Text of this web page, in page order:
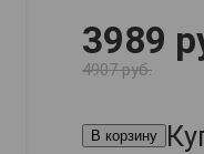
3989
4907 руб.
В корзину